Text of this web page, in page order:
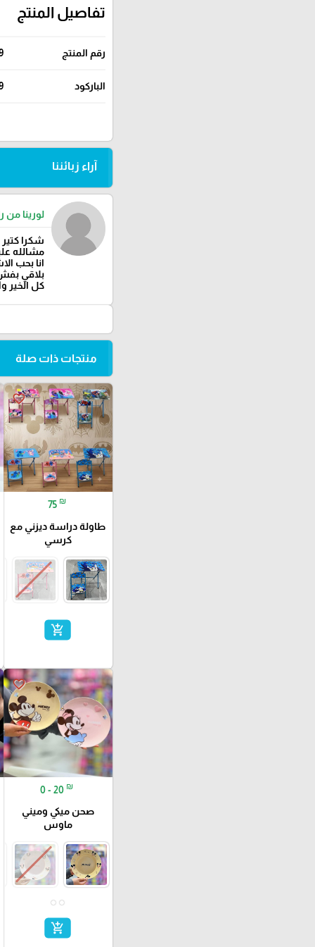
تفاصيل المنتج
رقم المنتج
الباركود
آراء زبائننا
لورينا من
شكرا كتير
مشالله
انا بحب
بلاقي
كل الخير
منتجات ذات صلة
favorite_border
75 ₪
طاولة دراسة ديزني مع
كرسي
add_shopping_cart
favorite_border
0 - 20 ₪
صحن ميكي وميني
ماوس
add_shopping_cart